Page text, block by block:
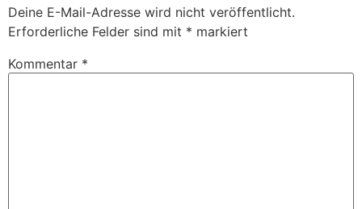
Deine E-Mail-Adresse wird nicht veröffentlicht.
Erforderliche Felder sind mit * markiert
Kommentar *